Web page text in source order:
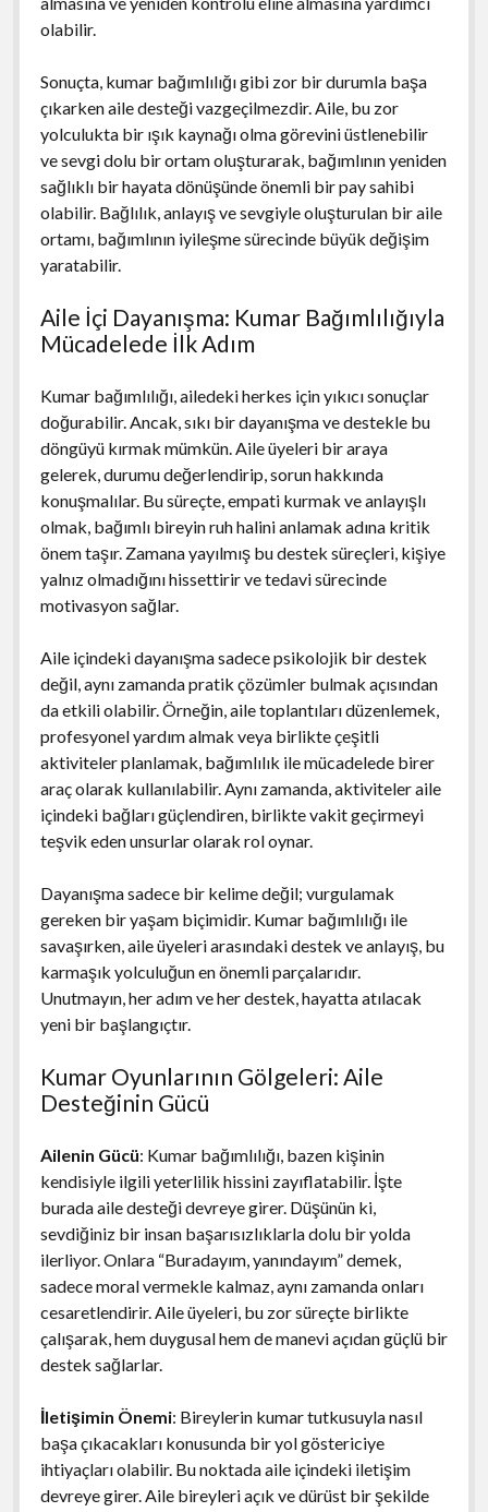
olabilir.
Sonuçta, kumar bağımlılığı gibi zor bir durumla başa
çıkarken aile desteği vazgeçilmezdir. Aile, bu zor
yolculukta bir ışık kaynağı olma görevini üstlenebilir
ve sevgi dolu bir ortam oluşturarak, bağımlının yeniden
sağlıklı bir hayata dönüşünde önemli bir pay sahibi
olabilir. Bağlılık, anlayış ve sevgiyle oluşturulan bir aile
ortamı, bağımlının iyileşme sürecinde büyük değişim
yaratabilir.
Aile İçi Dayanışma: Kumar Bağımlılığıyla
Mücadelede İlk Adım
Kumar bağımlılığı, ailedeki herkes için yıkıcı sonuçlar
doğurabilir. Ancak, sıkı bir dayanışma ve destekle bu
döngüyü kırmak mümkün. Aile üyeleri bir araya
gelerek, durumu değerlendirip, sorun hakkında
konuşmalılar. Bu süreçte, empati kurmak ve anlayışlı
olmak, bağımlı bireyin ruh halini anlamak adına kritik
önem taşır. Zamana yayılmış bu destek süreçleri, kişiye
yalnız olmadığını hissettirir ve tedavi sürecinde
motivasyon sağlar.
Aile içindeki dayanışma sadece psikolojik bir destek
değil, aynı zamanda pratik çözümler bulmak açısından
da etkili olabilir. Örneğin, aile toplantıları düzenlemek,
profesyonel yardım almak veya birlikte çeşitli
aktiviteler planlamak, bağımlılık ile mücadelede birer
araç olarak kullanılabilir. Aynı zamanda, aktiviteler aile
içindeki bağları güçlendiren, birlikte vakit geçirmeyi
teşvik eden unsurlar olarak rol oynar.
Dayanışma sadece bir kelime değil; vurgulamak
gereken bir yaşam biçimidir. Kumar bağımlılığı ile
savaşırken, aile üyeleri arasındaki destek ve anlayış, bu
karmaşık yolculuğun en önemli parçalarıdır.
Unutmayın, her adım ve her destek, hayatta atılacak
yeni bir başlangıçtır.
Kumar Oyunlarının Gölgeleri: Aile
Desteğinin Gücü
Ailenin Gücü: Kumar bağımlılığı, bazen kişinin
kendisiyle ilgili yeterlilik hissini zayıflatabilir. İşte
burada aile desteği devreye girer. Düşünün ki,
sevdiğiniz bir insan başarısızlıklarla dolu bir yolda
ilerliyor. Onlara “Buradayım, yanındayım” demek,
sadece moral vermekle kalmaz, aynı zamanda onları
cesaretlendirir. Aile üyeleri, bu zor süreçte birlikte
çalışarak, hem duygusal hem de manevi açıdan güçlü bir
destek sağlarlar.
İletişimin Önemi: Bireylerin kumar tutkusuyla nasıl
başa çıkacakları konusunda bir yol göstericiye
ihtiyaçları olabilir. Bu noktada aile içindeki iletişim
devreye girer. Aile bireyleri açık ve dürüst bir şekilde